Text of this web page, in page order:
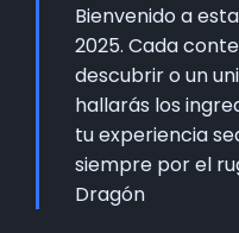
Bienvenido a
2025. Cada
descubrir o un
hallarás los
tu experiencia
siempre por el
Dragón